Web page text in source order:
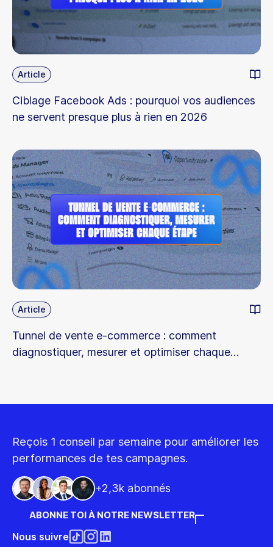
Article
Ciblage Facebook Ads : pourquoi vos audiences
ne servent presque plus à rien en 2026
Article
Tunnel de vente e-commerce : comment
diagnostiquer, mesurer et optimiser chaque
Reçois 1 conseil par semaine pour améliorer les
performances de tes campagnes.
+2,3k abonnés
ABONNE TOI À NOTRE NEWSLETTER
Nous suivre